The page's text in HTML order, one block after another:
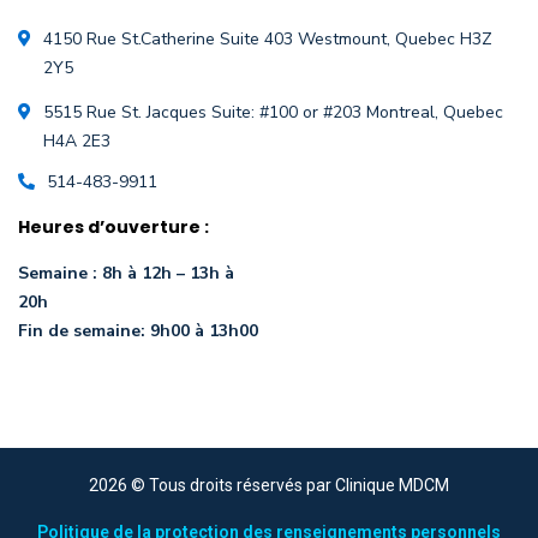
4150 Rue St.Catherine Suite 403 Westmount, Quebec H3Z
2Y5
5515 Rue St. Jacques Suite: #100 or #203 Montreal, Quebec
H4A 2E3
514-483-9911
Heures d’ouverture :
Semaine : 8h à 12h – 13h à
20h
Fin de semaine: 9h00 à 13h00
2026 © Tous droits réservés par Clinique MDCM
Politique de la protection des renseignements personnels